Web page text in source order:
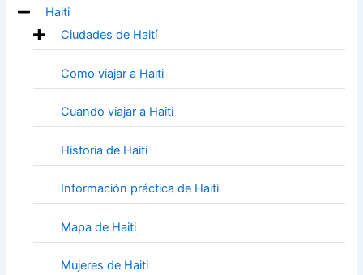
Haiti
Ciudades de Haití
Como viajar a Haiti
Cuando viajar a Haiti
Historia de Haiti
Información práctica de Haiti
Mapa de Haiti
Mujeres de Haiti